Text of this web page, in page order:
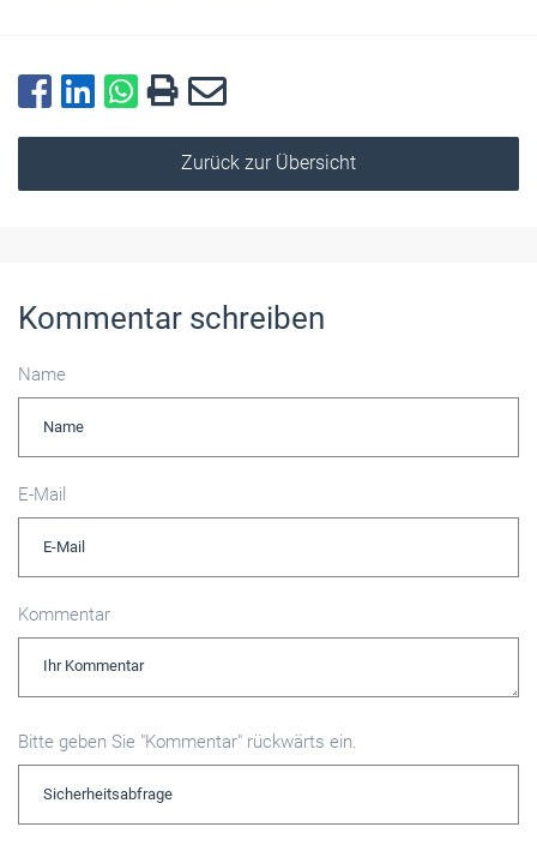
Zurück zur Übersicht
Kommentar schreiben
Name
E-Mail
Kommentar
Bitte geben Sie "Kommentar" rückwärts ein.